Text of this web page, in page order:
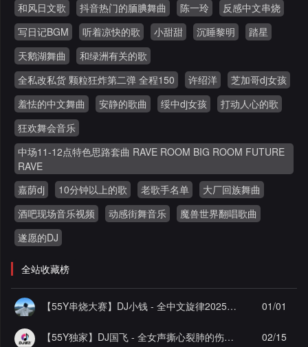
和风日文歌
抖音热门的腼腆舞曲 陈一玲
反感中文串烧
写日记BGM
听着凉快的歌 小甜甜 沉睡黎明
踏星
天鹅湖舞曲
和绿洲有关的歌
全私改私货 颗粒狂炸第二弹 全程150
许绍洋
芝加哥dj女孩
羞怯的中文舞曲
安静的歌曲 绥中dj女孩
打动人心的歌
狂欢舞会音乐
中场11-12点特色思路套曲 RAVE ROOM BIG ROOM FUTURE
RAVE
嘉荫dj
10分钟以上的歌 老歌手名单
大厂回族舞曲
酒吧现场音乐视频
动感街舞音乐
魔兽世界翻唱歌曲
遂愿的DJ
全站收藏榜
【55Y串烧大赛】DJ小钱 - 全中文旋律2025抖音热播精选串烧 01/01
【55Y独家】DJ国飞 - 全女声撕心裂肺的伤感情歌精选集-HiFi高清立体声车载连版大碟 02/15